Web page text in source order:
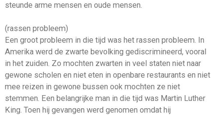
steunde arme mensen en oude mensen.
(rassen probleem)
Een groot probleem in die tijd was het rassen probleem. In
Amerika werd de zwarte bevolking gediscrimineerd, vooral
in het zuiden. Zo mochten zwarten in veel staten niet naar
gewone scholen en niet eten in openbare restaurants en niet
mee reizen in gewone bussen ook mochten ze niet
stemmen. Een belangrijke man in die tijd was Martin Luther
King. Toen hij gevangen werd genomen omdat hij